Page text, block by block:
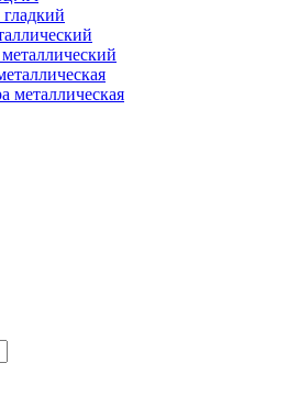
металлическая